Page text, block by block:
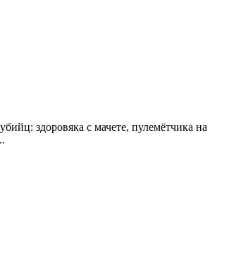
здоровяка с мачете, пулемётчика на